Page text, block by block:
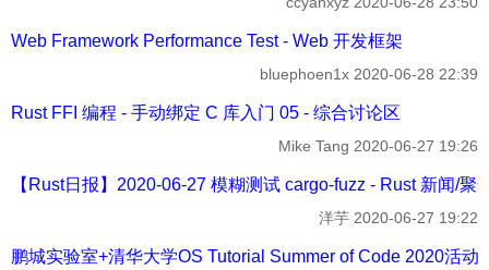
Web Framework Performance Test - Web 开发框架
bluephoen1x 2020-06-28 22:39
Rust FFI 编程 - 手动绑定 C 库入门 05 - 综合讨论区
Mike Tang 2020-06-27 19:26
【Rust日报】2020-06-27 模糊测试 cargo-fuzz - Rust 新闻/聚
洋芋 2020-06-27 19:22
鹏城实验室+清华大学OS Tutorial Summer of Code 2020活动